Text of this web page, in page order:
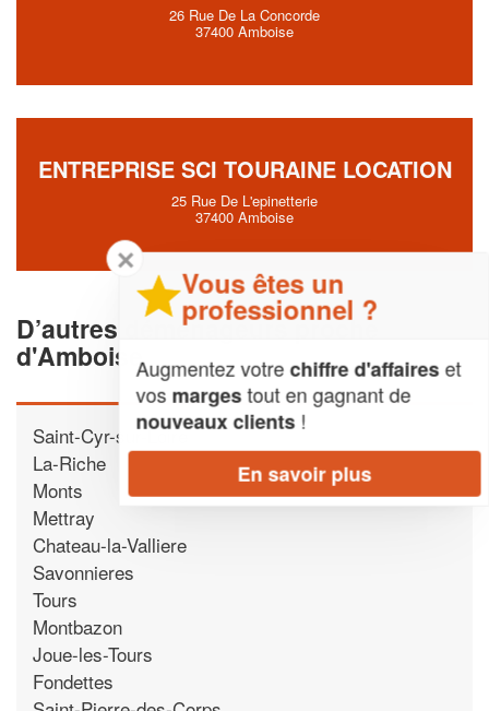
26 Rue De La Concorde
37400 Amboise
ENTREPRISE SCI TOURAINE LOCATION
25 Rue De L'epinetterie
37400 Amboise
D’autres déménageurs proche
d'Amboise
Saint-Cyr-sur-Loire
La-Riche
Monts
Mettray
Chateau-la-Valliere
Savonnieres
Tours
Montbazon
Joue-les-Tours
Fondettes
✕
Vous êtes un
professionnel ?
Augmentez votrechiffre d'affaireset
vos margestout en gagnant de
nouveaux clients!
En savoir plus